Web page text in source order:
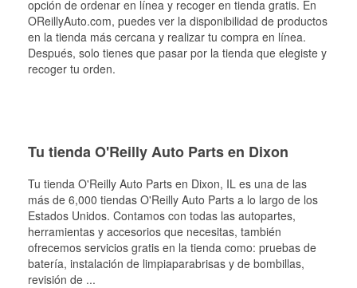
opción de ordenar en línea y recoger en tienda gratis. En
OReillyAuto.com, puedes ver la disponibilidad de productos
en la tienda más cercana y realizar tu compra en línea.
Después, solo tienes que pasar por la tienda que elegiste y
recoger tu orden.
Tu tienda O'Reilly Auto Parts en Dixon
Tu tienda O'Reilly Auto Parts en Dixon, IL es una de las
más de 6,000 tiendas O'Reilly Auto Parts a lo largo de los
Estados Unidos. Contamos con todas las autopartes,
herramientas y accesorios que necesitas, también
ofrecemos servicios gratis en la tienda como: pruebas de
batería, instalación de limpiaparabrisas y de bombillas,
revisión de ...